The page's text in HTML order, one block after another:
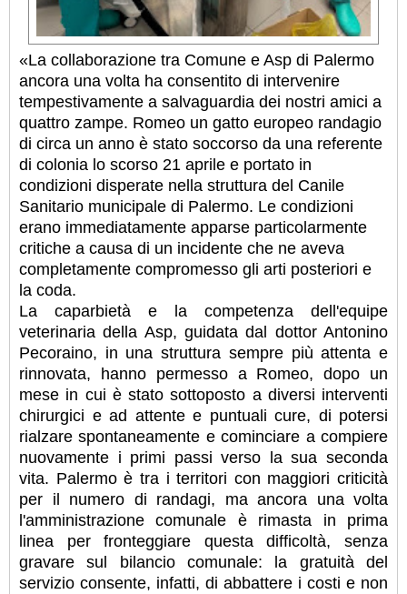
«La collaborazione tra Comune e Asp di Palermo
ancora una volta ha consentito di intervenire
tempestivamente a salvaguardia dei nostri amici a
quattro zampe. Romeo un gatto europeo randagio
di circa un anno è stato soccorso da una referente
di colonia lo scorso 21 aprile e portato in
condizioni disperate nella struttura del Canile
Sanitario municipale di Palermo. Le condizioni
erano immediatamente apparse particolarmente
critiche a causa di un incidente che ne aveva
completamente compromesso gli arti posteriori e
la coda.
La caparbietà e la competenza dell'equipe
veterinaria della Asp, guidata dal dottor Antonino
Pecoraino, in una struttura sempre più attenta e
rinnovata, hanno permesso a Romeo, dopo un
mese in cui è stato sottoposto a diversi interventi
chirurgici e ad attente e puntuali cure, di potersi
rialzare spontaneamente e cominciare a compiere
nuovamente i primi passi verso la sua seconda
vita. Palermo è tra i territori con maggiori criticità
per il numero di randagi, ma ancora una volta
l'amministrazione comunale è rimasta in prima
linea per fronteggiare questa difficoltà, senza
gravare sul bilancio comunale: la gratuità del
servizio consente, infatti, di abbattere i costi e non